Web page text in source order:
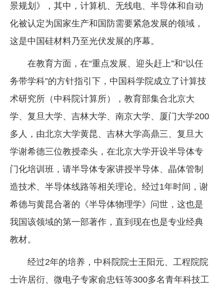
景规划》，其中，计算机、无线电、半导体和自动
化被认定为国家生产和国防需要紧急发展的领域，
这是中国硅材料乃至光伏发展的序幕。
在教育方面，在“重点发展、迎头赶上”和“以任
务带学科”的方针指引下，中国科学院成立了计算技
术研究所（中科院计算所），教育部集合北京大
学、复旦大学、吉林大学、南京大学、厦门大学200
多人，由北京大学黄昆、吉林大学高鼎三、复旦大
学谢希德三位教授牵头，在北京大学开设半导体专
门化培训班，请半导体专家讲授半导体、晶体管制
造技术、半导体线路等相关理论。经过1年时间，谢
希德与黄昆合著的《半导体物理学》问世，这也是
我国该领域的第一部著作，直到现在也是专业经典
教材。
经过2年的培养，中科院院士王阳元、工程院院
士许居衍、微电子专家俞忠钰等300多名青年科技工